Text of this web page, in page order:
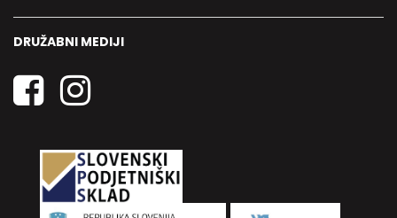
DRUŽABNI MEDIJI